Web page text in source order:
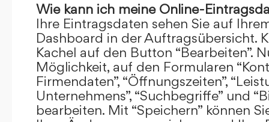
Wie kann ich meine Online-
Ihre Eintragsdaten sehen Sie auf
Dashboard in der Auftragsübersicht.
Kachel auf den Button “Bearbeiten”.
Möglichkeit, auf den Formularen
Firmendaten”, “Öffnungszeiten”,
Unternehmens”, “Suchbegriffe” und
bearbeiten. Mit “Speichern” können